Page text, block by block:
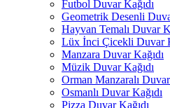
Futbol Duvar Kağıdı
Geometrik Desenli
Hayvan Temalı Duvar
Lüx İnci Çicekli Duvar
Manzara Duvar Kağıdı
Müzik Duvar Kağıdı
Orman Manzaralı Duvar
Osmanlı Duvar Kağıdı
Pizza Duvar Kağıdı